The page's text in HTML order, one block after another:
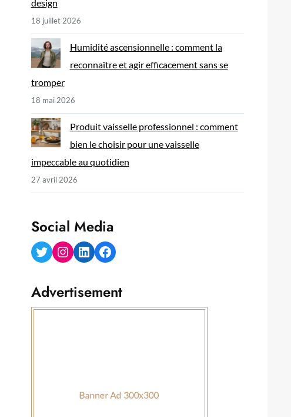
design
18 juillet 2026
Humidité ascensionnelle : comment la
reconnaître et agir efficacement sans se
tromper
18 mai 2026
Produit vaisselle professionnel : comment
bien le choisir pour une vaisselle
impeccable au quotidien
27 avril 2026
Social Media
Twitter Instagram LinkedIn Facebook
Advertisement